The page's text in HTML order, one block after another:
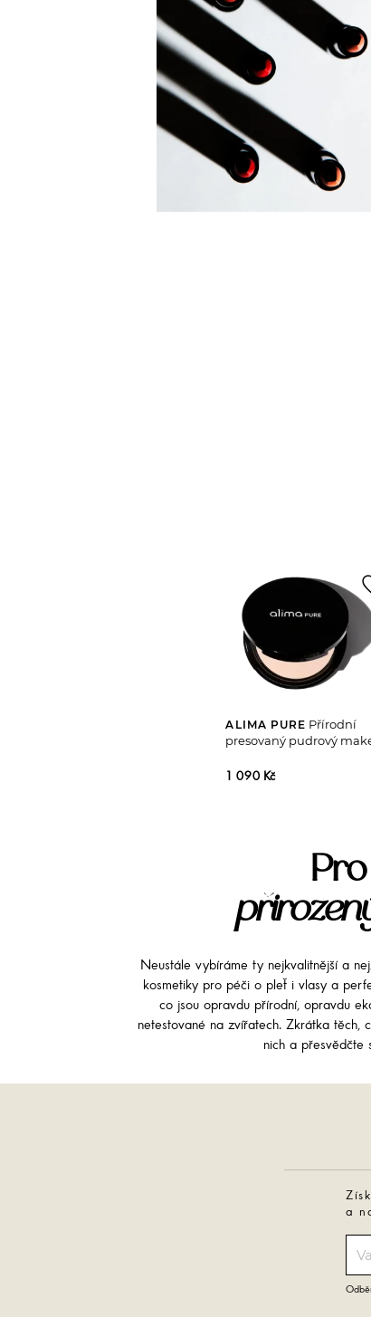
ALIMA PURE Přírodní
presovaný pudrový
1 090 Kč
Pro
Neustále vybíráme ty nejkvalitnější a
kosmetiky pro péči o pleť i vlasy a
co jsou opravdu přírodní, opravdu
netestované na zvířatech. Zkrátka těch,
nich a přesvědčte
a